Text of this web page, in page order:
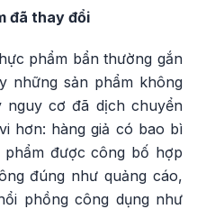
đã thay đổi
phẩm bẩn thường gắn
những sản phẩm không
cơ đã dịch chuyển
hơn: hàng giả có bao bì
được công bố hợp
đúng như quảng cáo,
phồng công dụng như